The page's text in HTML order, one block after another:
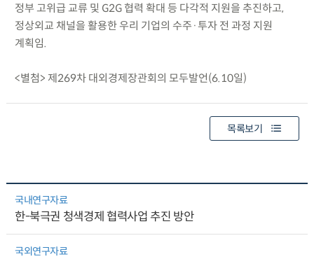
정부 고위급 교류 및 G2G 협력 확대 등 다각적 지원을 추진하고,
정상외교 채널을 활용한 우리 기업의 수주·투자 전 과정 지원
계획임.
<별첨> 제269차 대외경제장관회의 모두발언(6.10일)
목록보기
국내연구자료
한-북극권 청색경제 협력사업 추진 방안
국외연구자료